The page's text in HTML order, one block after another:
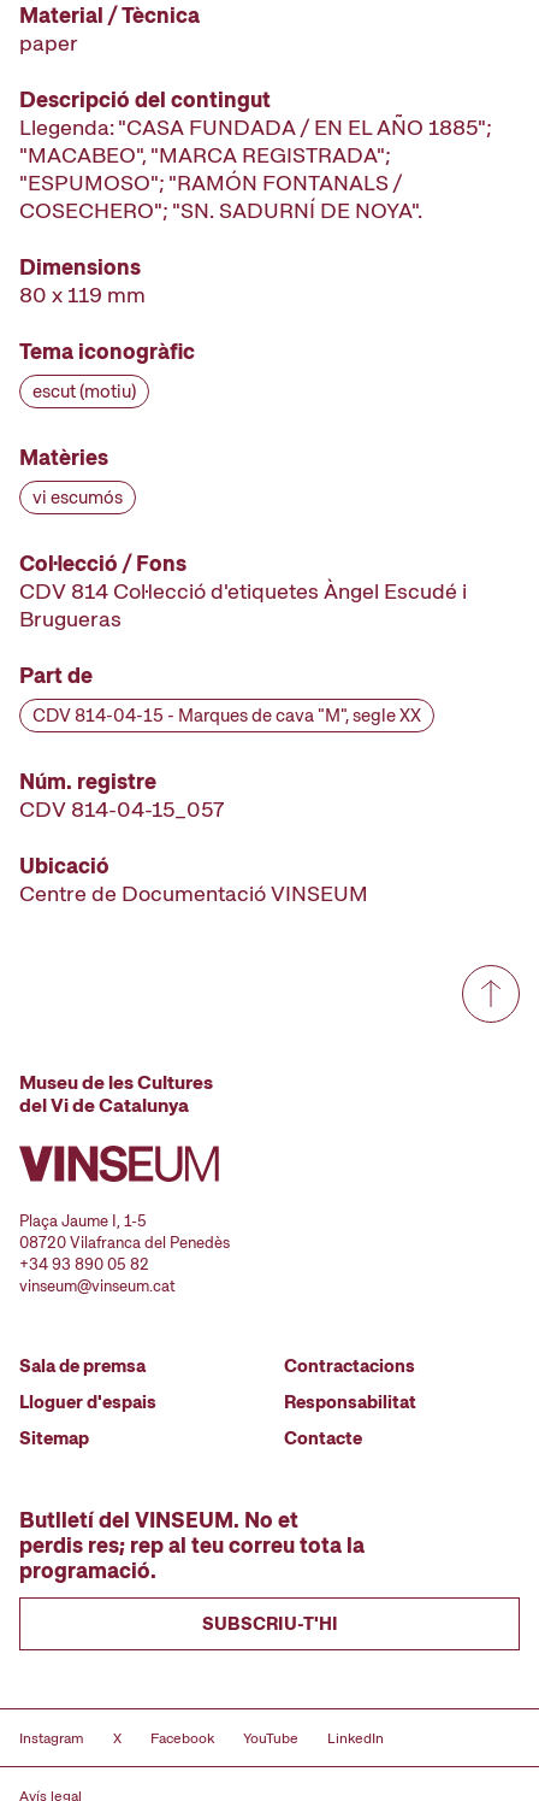
Material / Tècnica
paper
Descripció del contingut
Llegenda: "CASA FUNDADA / EN EL AÑO 1885";
"MACABEO", "MARCA REGISTRADA";
"ESPUMOSO"; "RAMÓN FONTANALS /
COSECHERO"; "SN. SADURNÍ DE NOYA".
Dimensions
80 x 119 mm
Tema iconogràfic
escut (motiu)
Matèries
vi escumós
Col·lecció / Fons
CDV 814 Col·lecció d'etiquetes Àngel Escudé i
Brugueras
Part de
CDV 814-04-15 - Marques de cava "M", segle XX
Núm. registre
CDV 814-04-15_057
Ubicació
Centre de Documentació VINSEUM
Museu de les Cultures
del Vi de Catalunya
Plaça Jaume I, 1-5
08720 Vilafranca del Penedès
+34 93 890 05 82
vinseum@vinseum.cat
Sala de premsa
Lloguer d'espais
Sitemap
Contractacions
Responsabilitat
Contacte
Butlletí del VINSEUM. No et
perdis res; rep al teu correu tota la
programació.
SUBSCRIU-T'HI
Instagram X Facebook YouTube LinkedIn
Avís legal